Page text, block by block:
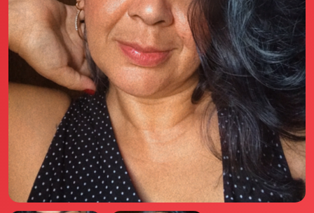
Agenzia matrimoniale Club di Più
Love Notebook
Il libro Donna di Cuori
Quanto costa Club di Più
Love Academy
Domande Frequenti
Impegno Sociale
Le nostre sedi
Facebook
YouTube